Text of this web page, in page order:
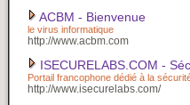
ACBM - Bienvenue
le virus informatique
http://www.acbm.com
ISECURELABS.COM -
Portail francophone dédié à la
http://www.isecurelabs.com/